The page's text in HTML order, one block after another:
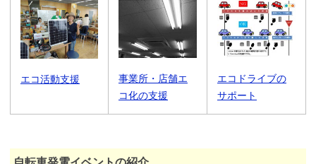
エコ活動支援
事業所・店舗エ
コ化の支援
エコドライブの
サポート